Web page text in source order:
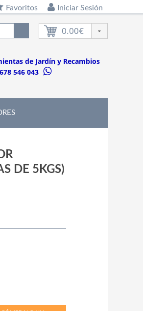
Favoritos Iniciar Sesión
0.00€
de Jardín y Recambios
546 043
DE 5KGS)